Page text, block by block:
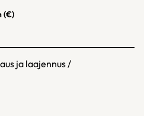
(€)
ja laajennus /